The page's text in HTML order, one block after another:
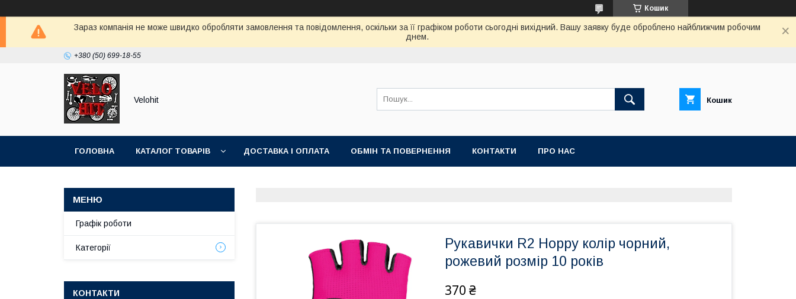
Кошик
Зараз компанія не може швидко обробляти замовлення та повідомлення, оскільки за її графіком роботи сьогодні вихідний. Вашу заявку буде оброблено найближчим робочим
днем.
+380 (50) 699-18-55
Velohit Кошик
ГОЛОВНА КАТАЛОГ ТОВАРІВ ДОСТАВКА І ОПЛАТА ОБМІН ТА ПОВЕРНЕННЯ КОНТАКТИ ПРО НАС
Рукавички R2 Hoppy колір чорний,
рожевий розмір 10 років
370 ₴
Графік роботи
Категорії
КОНТАКТИ